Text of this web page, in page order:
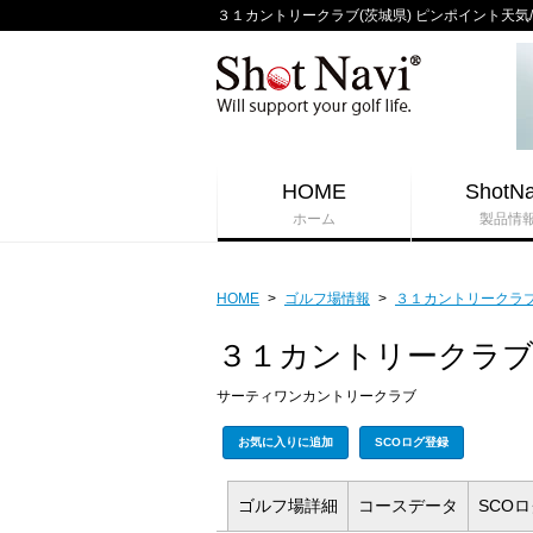
３１カントリークラブ(茨城県) ピンポイント天
HOME
ホーム 製品情
HOME > ゴルフ場情報 > ３１カントリークラ
３１カントリークラブ
サーティワンカントリークラブ
お気に入りに追加 SCOログ登録
ゴルフ場詳細 コースデータ SCO